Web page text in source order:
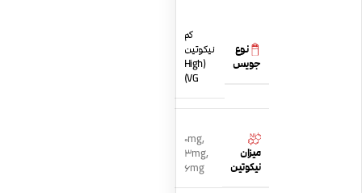
نوع
جویس
کم
نیکوتین
(High
VG)
میزان
نیکوتین
0mg,
3mg,
6mg